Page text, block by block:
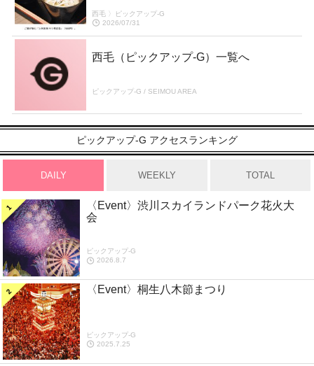
西毛 〉ピックアップ-G
2026/07/31
西毛（ピックアップ-G）一覧へ
ピックアップ-G / SEIMOU AREA
ピックアップ-G アクセスランキング
DAILY WEEKLY TOTAL
〈Event〉渋川スカイランドパーク花火大
会
ピックアップ-G
2026.8.7
〈Event〉桐生八木節まつり
ピックアップ-G
2025.7.25